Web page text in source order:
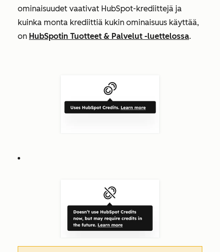
ominaisuudet vaativat HubSpot-krediittejä ja
kuinka monta krediittiä kukin ominaisuus käyttää,
on HubSpotin Tuotteet & Palvelut -luettelossa.